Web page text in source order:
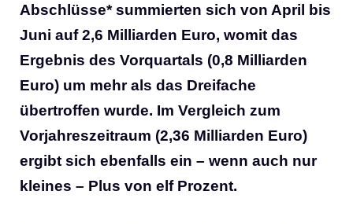
Abschlüsse* summierten sich von April bis
Juni auf 2,6 Milliarden Euro, womit das
Ergebnis des Vorquartals (0,8 Milliarden
Euro) um mehr als das Dreifache
übertroffen wurde. Im Vergleich zum
Vorjahreszeitraum (2,36 Milliarden Euro)
ergibt sich ebenfalls ein – wenn auch nur
kleines – Plus von elf Prozent.